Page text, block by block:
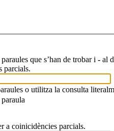
que s’han de trobar i - al
parcials.
o utilitza la consulta
a coinicidències parcials.